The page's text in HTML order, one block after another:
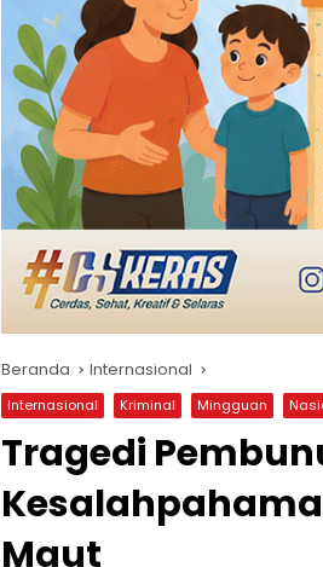
Beranda Internasional
Internasional Kriminal Mingguan
Tragedi
Maut